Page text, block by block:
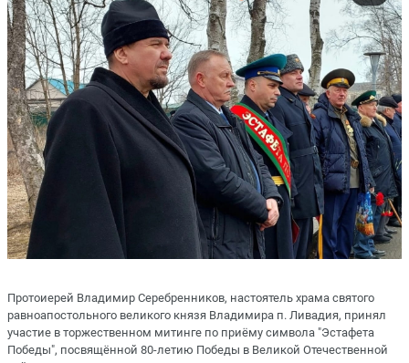
Протоиерей Владимир Серебренников, настоятель храма святого
равноапостольного великого князя Владимира п. Ливадия, принял
участие в торжественном митинге по приёму символа "Эстафета
Победы", посвящённой 80-летию Победы в Великой Отечественной